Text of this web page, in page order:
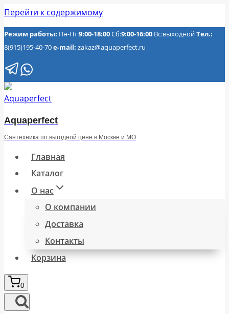
Перейти к содержимому
Режим работы: Пн-Пт:9:00-18:00Сб:9:00-16:00 Вс:выходнойТел.:
8(915)195-40-70e-mail: zakaz@aquaperfect.ru
Aquaperfect
Сантехника по выгодной цене в Москве и МО
Главная
Каталог
О нас
О компании
Доставка
Контакты
Корзина
0